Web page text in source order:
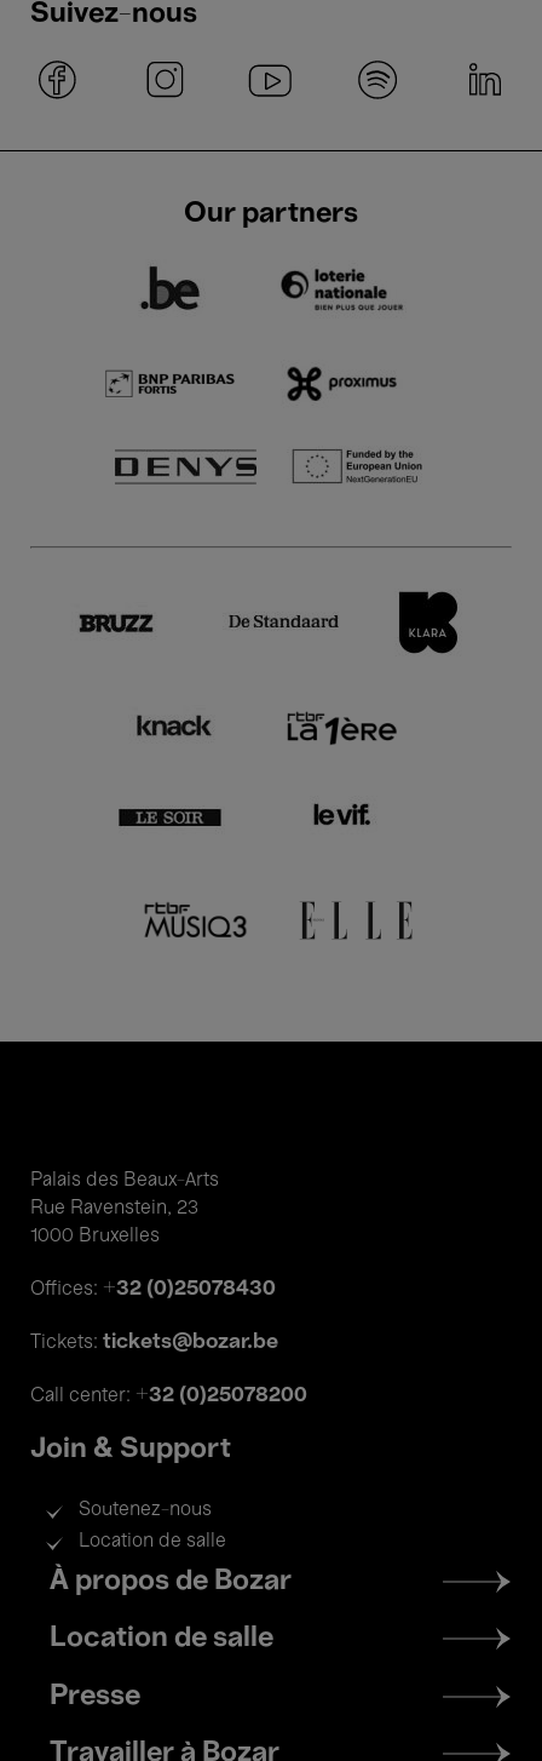
Suivez-nous
Our partners
Palais des Beaux-Arts
Rue Ravenstein, 23
1000 Bruxelles
Offices: +32 (0)25078430
Tickets: tickets@bozar.be
Call center: +32 (0)25078200
Join & Support
Soutenez-nous
Location de salle
Footer
menu
À propos de Bozar
Location de salle
Presse
Travailler à Bozar